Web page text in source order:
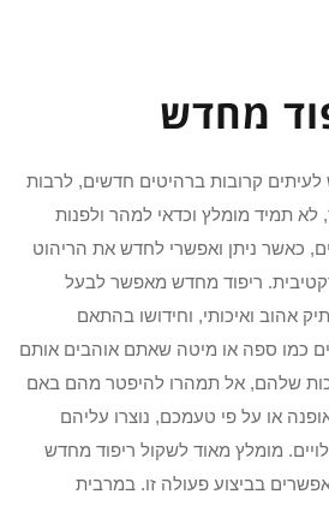
מחדש
לעיתים קרובות ברהיטים חדשים, לרבות
לא תמיד מומלץ וכדאי למהר ולפנות
כאשר ניתן ואפשרי לחדש את הריהוט
ריפוד מחדש מאפשר לבעל
אהוב ואיכותי, וחידושו בהתאם
כמו ספה או מיטה שאתם אוהבים אותם
שלהם, אל תמהרו להיפטר מהם באם
או על פי טעמכם, נוצרו עליהם
מומלץ מאוד לשקול ריפוד מחדש
בביצוע פעולה זו. במרבית